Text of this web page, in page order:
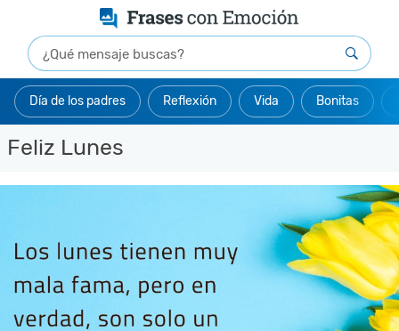
Día de los padres Reflexión Vida Bonitas
Feliz Lunes